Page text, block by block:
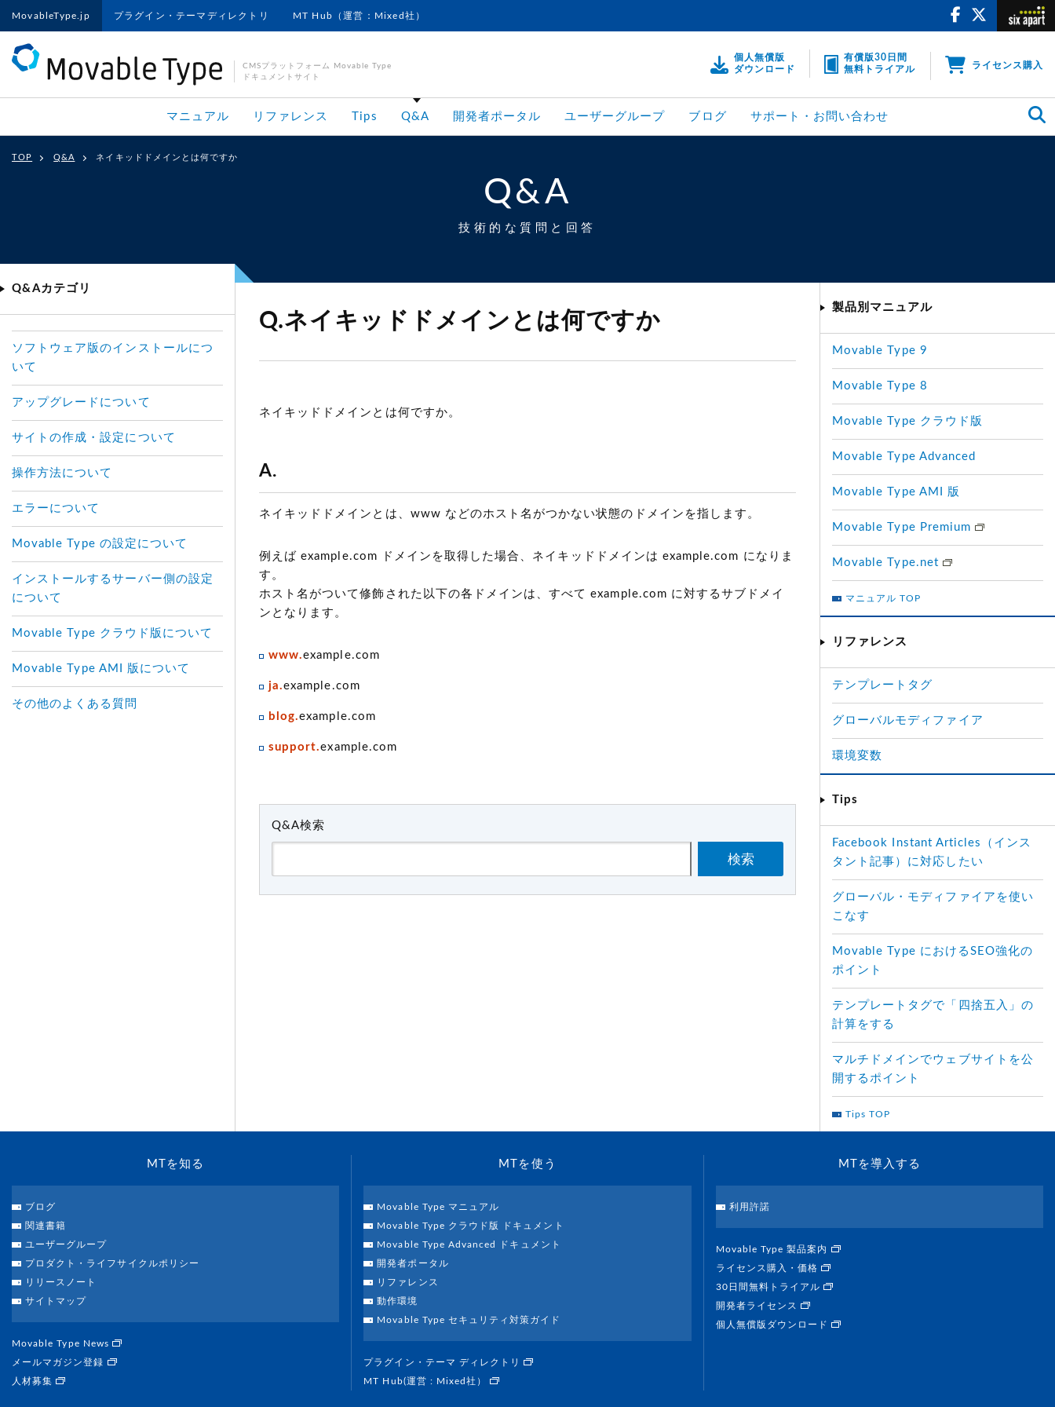
MovableType.jp プラグイン・テーマディレクトリ MT Hub（運営：Mixed社）
CMSプラットフォーム Movable Type
ドキュメントサイト
個人無償版
ダウンロード
有償版30日間
無料トライアル
ライセンス購入
マニュアル リファレンス Tips Q&A 開発者ポータル ユーザーグループ ブログ サポート・お問い合わせ
TOP Q&A ネイキッドドメインとは何ですか
Q&A
技術的な質問と回答
Q.ネイキッドドメインとは何ですか
ネイキッドドメインとは何ですか。
A.
ネイキッドドメインとは、www などのホスト名がつかない状態のドメインを指します。
例えば example.com ドメインを取得した場合、ネイキッドドメインは example.com になりま
す。
ホスト名がついて修飾された以下の各ドメインは、すべて example.com に対するサブドメイ
ンとなります。
www.example.com
ja.example.com
blog.example.com
support.example.com
Q&A検索
検索
Q&Aカテゴリ
ソフトウェア版のインストールにつ
いて
アップグレードについて
サイトの作成・設定について
操作方法について
エラーについて
Movable Type の設定について
インストールするサーバー側の設定
について
Movable Type クラウド版について
Movable Type AMI 版について
その他のよくある質問
製品別マニュアル
Movable Type 9
Movable Type 8
Movable Type クラウド版
Movable Type Advanced
Movable Type AMI 版
Movable Type Premium
Movable Type.net
マニュアル TOP
リファレンス
テンプレートタグ
グローバルモディファイア
環境変数
Tips
Facebook Instant Articles（インス
タント記事）に対応したい
グローバル・モディファイアを使い
こなす
Movable Type におけるSEO強化の
ポイント
テンプレートタグで「四捨五入」の
計算をする
マルチドメインでウェブサイトを公
開するポイント
Tips TOP
MTを知る
ブログ
関連書籍
ユーザーグループ
プロダクト・ライフサイクルポリシー
リリースノート
サイトマップ
Movable Type News
メールマガジン登録
人材募集
MTを使う
Movable Type マニュアル
Movable Type クラウド版 ドキュメント
Movable Type Advanced ドキュメント
開発者ポータル
リファレンス
動作環境
Movable Type セキュリティ対策ガイド
プラグイン・テーマ ディレクトリ
MT Hub(運営 : Mixed社）
MTを導入する
利用許諾
Movable Type 製品案内
ライセンス購入・価格
30日間無料トライアル
開発者ライセンス
個人無償版ダウンロード